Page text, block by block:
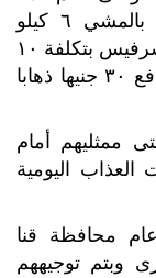
الف مواطن باتت مطالب سكانها اما بالمشي ٦ كيلو
مترات للوصول للموقف أو القتال على سرفيس بتكلفة ١٠
جنيهات أو الخضوع لابتزاز التوك توك ودفع ٣٠ جنيها ذهابا
ممثليهم أمام
اليومية
عام محافظة قنا
وبتم توجيههم